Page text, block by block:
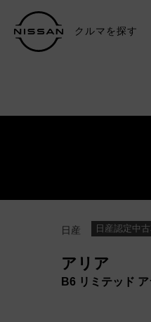
クルマを探す
日産 日産認定中
アリア
B6 リミテッド